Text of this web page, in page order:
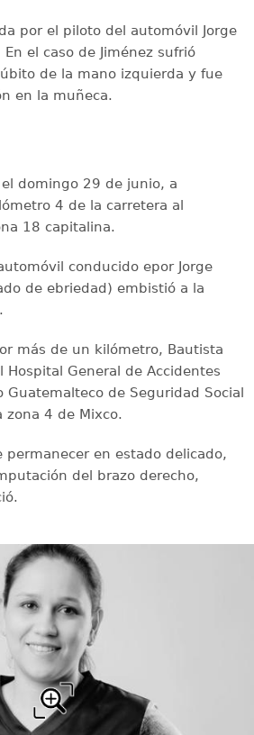
por el piloto del automóvil Jorge
el caso de Jiménez sufrió
de la mano izquierda y fue
en la muñeca.
domingo 29 de junio, a
4 de la carretera al
18 capitalina.
conducido epor Jorge
de ebriedad) embistió a la
más de un kilómetro, Bautista
Hospital General de Accidentes
de Seguridad Social
zona 4 de Mixco.
permanecer en estado delicado,
del brazo derecho,